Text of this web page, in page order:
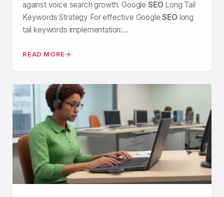
against voice search growth. Google SEOLong Tail
Keywords Strategy For effective GoogleSEOlong
tail keywords implementation:…
READ MORE